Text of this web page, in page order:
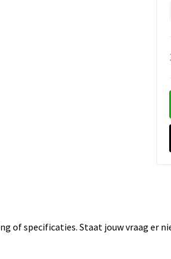
of specificaties. Staat jouw vraag er